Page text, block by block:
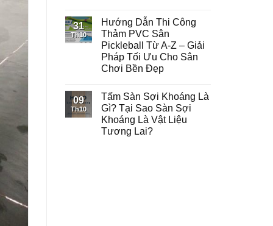
31
Th10
Hướng Dẫn Thi Công
Thảm PVC Sân
Pickleball Từ A-Z – Giải
Pháp Tối Ưu Cho Sân
Chơi Bền Đẹp
09
Th10
Tấm Sàn Sợi Khoáng Là
Gì? Tại Sao Sàn Sợi
Khoáng Là Vật Liệu
Tương Lai?